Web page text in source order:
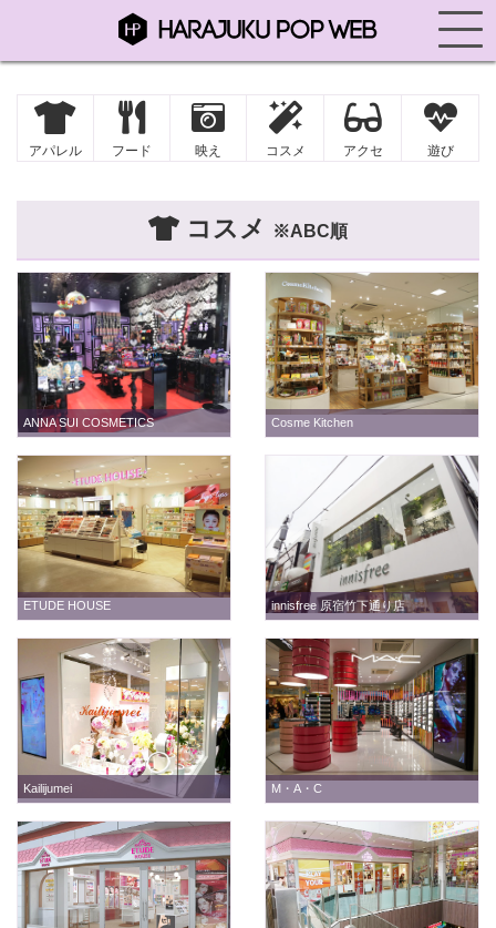
アパレル フード 映え コスメ アクセ 遊び
コスメ ※ABC順
ANNA SUI COSMETICS Cosme Kitchen
ETUDE HOUSE innisfree 原宿竹下通り店
Kailijumei M・A・C